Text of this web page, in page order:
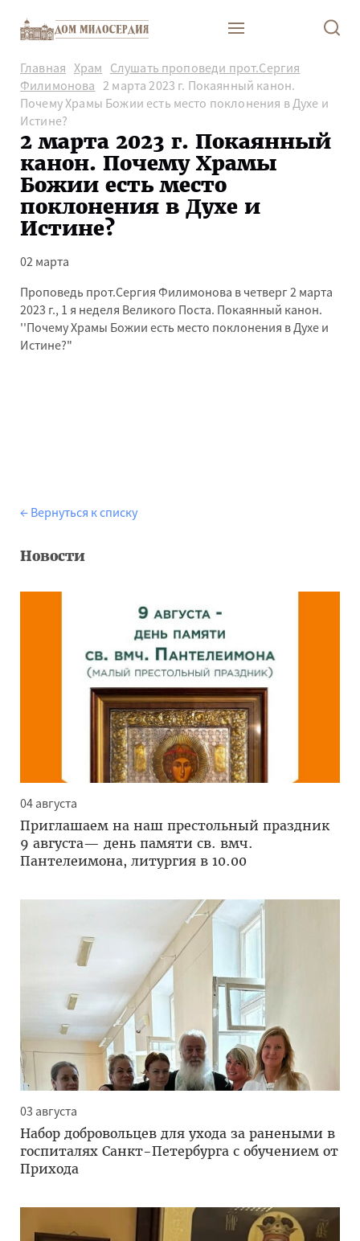
Главная Храм Слушать проповеди прот.Сергия
Филимонова 2 марта 2023 г. Покаянный канон.
Почему Храмы Божии есть место поклонения в Духе и
Истине?
2 марта 2023 г. Покаянный
канон. Почему Храмы
Божии есть место
поклонения в Духе и
Истине?
02 марта
Проповедь прот.Сергия Филимонова в четверг 2 марта
2023 г., 1 я неделя Великого Поста. Покаянный канон.
''Почему Храмы Божии есть место поклонения в Духе и
Истине?"
← Вернуться к списку
Новости
04 августа
Приглашаем на наш престольный праздник
9 августа— день памяти св. вмч.
Пантелеимона, литургия в 10.00
03 августа
Набор добровольцев для ухода за ранеными в
госпиталях Санкт-Петербурга с обучением от
Прихода